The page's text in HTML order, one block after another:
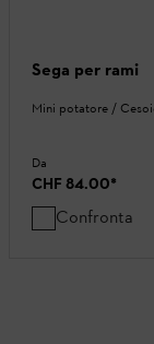
Sega per rami
Mini potatore /
Da
CHF 84.00*
Confronta